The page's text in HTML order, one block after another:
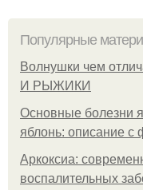
Популярные
Волнушки чем
И РЫЖИКИ
Основные болезни
яблонь: описание с
Аркоксиа:
воспалительных